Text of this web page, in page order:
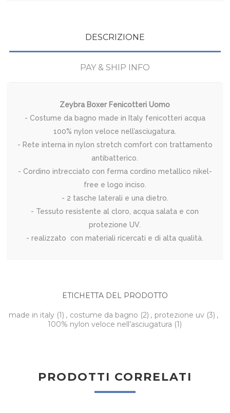
DESCRIZIONE
PAY & SHIP INFO
Zeybra Boxer Fenicotteri Uomo
- Costume da bagno made in Italy fenicotteri acqua
100% nylon veloce nell’asciugatura.
- Rete interna in nylon stretch comfort con trattamento
antibatterico.
- Cordino intrecciato con ferma cordino metallico nikel-
free e logo inciso.
- 2 tasche laterali e una dietro.
- Tessuto resistente al cloro, acqua salata e con
protezione UV.
- realizzato con materiali ricercati e di alta qualità.
ETICHETTA DEL PRODOTTO
made in italy (1) , costume da bagno (2) , protezione uv (3) ,
100% nylon veloce nell’asciugatura (1)
PRODOTTI CORRELATI